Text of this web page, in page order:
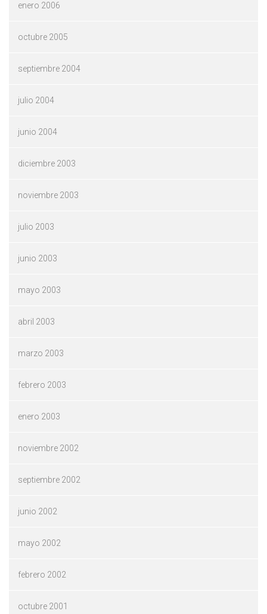
enero 2006
octubre 2005
septiembre 2004
julio 2004
junio 2004
diciembre 2003
noviembre 2003
julio 2003
junio 2003
mayo 2003
abril 2003
marzo 2003
febrero 2003
enero 2003
noviembre 2002
septiembre 2002
junio 2002
mayo 2002
febrero 2002
octubre 2001